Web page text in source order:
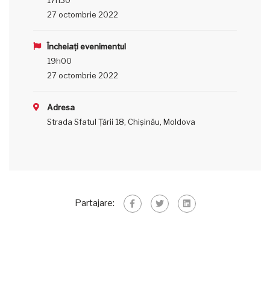
27 octombrie 2022
Încheiați evenimentul
19h00
27 octombrie 2022
Adresa
Strada Sfatul Țării 18, Chișinău, Moldova
Partajare: